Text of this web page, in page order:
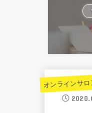
オンラインサ